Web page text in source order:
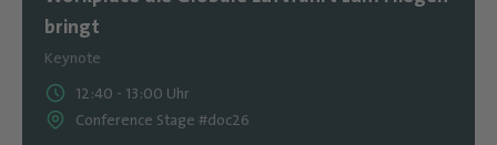
bringt
Keynote
12:40 - 13:00 Uhr
Conference Stage #doc26